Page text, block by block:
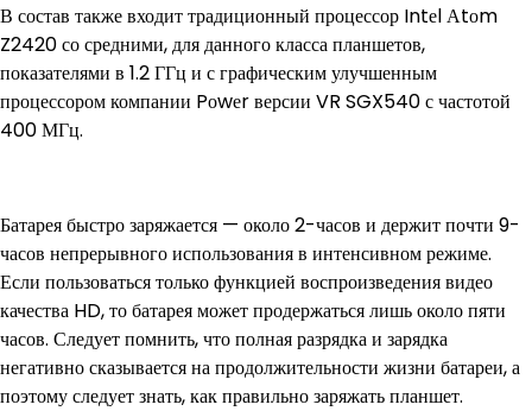
В состав также входит традиционный процессор Intеl Аtоm
Z2420 со средними, для данного класса планшетов,
показателями в 1.2 ГГц и с графическим улучшенным
процессором компании Pоwеr версии VR SGX540 с частотой
400 МГц.
Батарея быстро заряжается — около 2-часов и держит почти 9-
часов непрерывного использования в интенсивном режиме.
Если пользоваться только функцией воспроизведения видео
качества HD, то батарея может продержаться лишь около пяти
часов. Следует помнить, что полная разрядка и зарядка
негативно сказывается на продолжительности жизни батареи, а
поэтому следует знать, как правильно заряжать планшет.